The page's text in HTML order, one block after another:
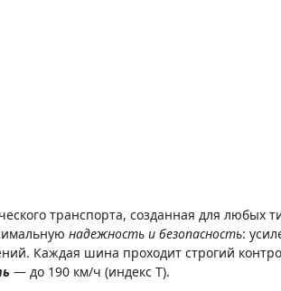
транспорта, созданная для
надежность и безопасность:
Каждая шина проходит строгий
— до 190 км/ч (индекс T).